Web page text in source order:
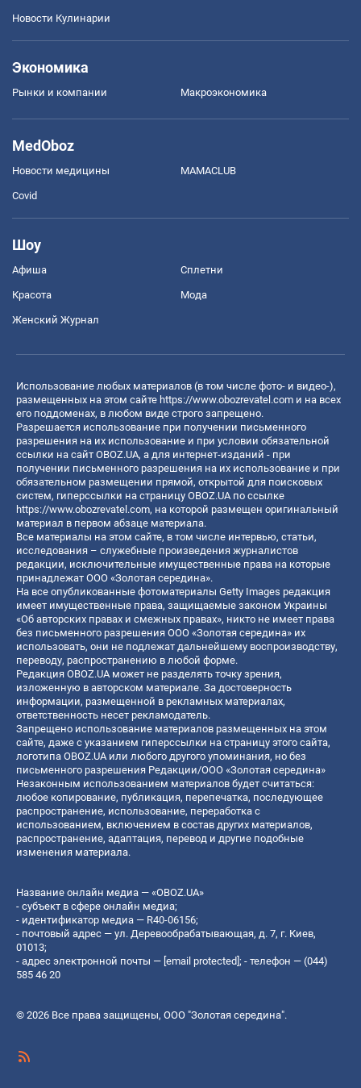
Новости Кулинарии
Экономика
Рынки и компании Mакроэкономика
MedOboz
Новости медицины MAMACLUB
Covid
Шоу
Афиша Сплетни
Красота Мода
Женский Журнал
Использование любых материалов (в том числе фото- и видео-),
размещенных на этом сайте https://www.obozrevatel.com и на всех
его поддоменах, в любом виде строго запрещено.
Разрешается использование при получении письменного
разрешения на их использование и при условии обязательной
ссылки на сайт OBOZ.UA, а для интернет-изданий - при
получении письменного разрешения на их использование и при
обязательном размещении прямой, открытой для поисковых
систем, гиперссылки на страницу OBOZ.UA по ссылке
https://www.obozrevatel.com, на которой размещен оригинальный
материал в первом абзаце материала.
Все материалы на этом сайте, в том числе интервью, статьи,
исследования – служебные произведения журналистов
редакции, исключительные имущественные права на которые
принадлежат ООО «Золотая середина».
На все опубликованные фотоматериалы Getty Images редакция
имеет имущественные права, защищаемые законом Украины
«Об авторских правах и смежных правах», никто не имеет права
без письменного разрешения ООО «Золотая середина» их
использовать, они не подлежат дальнейшему воспроизводству,
переводу, распространению в любой форме.
Редакция OBOZ.UA может не разделять точку зрения,
изложенную в авторском материале. За достоверность
информации, размещенной в рекламных материалах,
ответственность несет рекламодатель.
Запрещено использование материалов размещенных на этом
сайте, даже с указанием гиперссылки на страницу этого сайта,
логотипа OBOZ.UA или любого другого упоминания, но без
письменного разрешения Редакции/ООО «Золотая середина»
Незаконным использованием материалов будет считаться:
любое копирование, публикация, перепечатка, последующее
распространение, использование, переработка с
использованием, включением в состав других материалов,
распространение, адаптация, перевод и другие подобные
изменения материала.
Название онлайн медиа — «OBOZ.UA»
- субъект в сфере онлайн медиа;
- идентификатор медиа — R40-06156;
- почтовый адрес — ул. Деревообрабатывающая, д. 7, г. Киев,
01013;
- адрес электронной почты — [email protected]; - телефон — (044)
585 46 20
© 2026 Все права защищены, ООО "Золотая середина".